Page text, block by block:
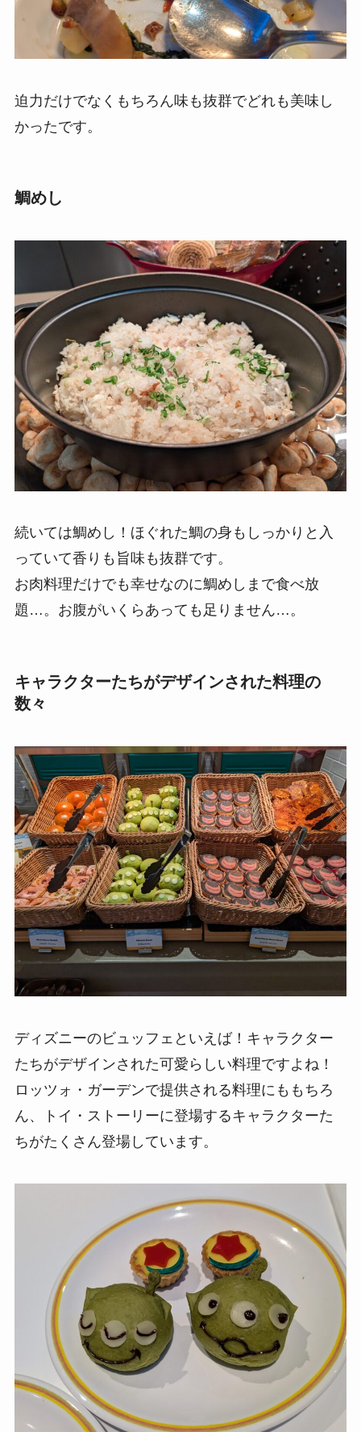
迫力だけでなくもちろん味も抜群でどれも美味し
かったです。
鯛めし
続いては鯛めし！ほぐれた鯛の身もしっかりと入
っていて香りも旨味も抜群です。
お肉料理だけでも幸せなのに鯛めしまで食べ放
題…。お腹がいくらあっても足りません…。
キャラクターたちがデザインされた料理の
数々
ディズニーのビュッフェといえば！キャラクター
たちがデザインされた可愛らしい料理ですよね！
ロッツォ・ガーデンで提供される料理にももちろ
ん、トイ・ストーリーに登場するキャラクターた
ちがたくさん登場しています。